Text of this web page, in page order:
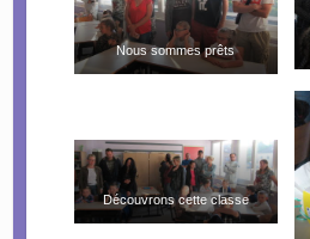
Nous sommes prêts
Découvrons cette classe